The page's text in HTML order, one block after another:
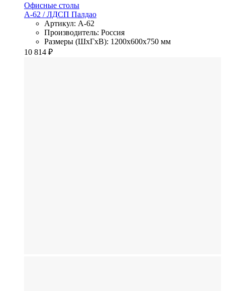
Офисные столы
А-62 / ЛДСП Палдао
Артикул: А-62
Производитель: Россия
Размеры (ШхГхВ): 1200x600x750 мм
10 814 ₽